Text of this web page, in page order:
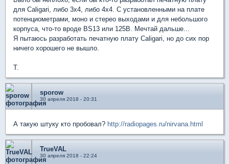
для Caligari, либо 3x4, либо 4x4. С установленными на плате
потенциометрами, моно и стерео выходами и для небольшого
корпуса, что-то вроде BS13 или 125B. Мечтай дальше...
Я пытаюсь разработать печатную плату Caligari, но до сих пор
ничего хорошего не вышло.
T.
sporow
30 апреля 2018 - 20:31
А такую штуку кто пробовал? http://radiopages.ru/nirvana.html
TrueVAL
30 апреля 2018 - 22:24